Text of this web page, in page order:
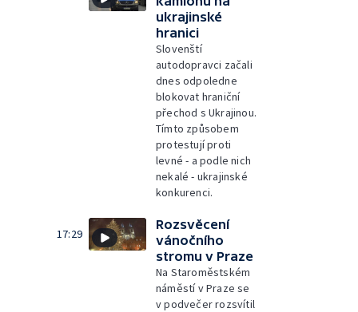
ukrajinské
hranici
Slovenští
autodopravci začali
dnes odpoledne
blokovat hraniční
přechod s Ukrajinou.
Tímto způsobem
protestují proti
levné - a podle nich
nekalé - ukrajinské
konkurenci.
17:29
Rozsvěcení
vánočního
stromu v Praze
Na Staroměstském
náměstí v Praze se
v podvečer rozsvítil